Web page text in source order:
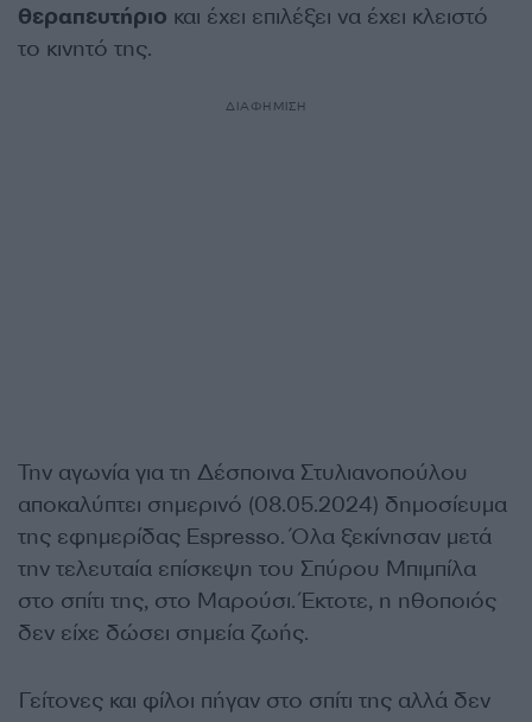
θεραπευτήριο και έχει επιλέξει να έχει κλειστό
το κινητό της.
ΔΙΑΦΗΜΙΣΗ
Την αγωνία για τη Δέσποινα Στυλιανοπούλου
αποκαλύπτει σημερινό (08.05.2024) δημοσίευμα
της εφημερίδας Espresso. Όλα ξεκίνησαν μετά
την τελευταία επίσκεψη του Σπύρου Μπιμπίλα
στο σπίτι της, στο Μαρούσι. Έκτοτε, η ηθοποιός
δεν είχε δώσει σημεία ζωής.
Γείτονες και φίλοι πήγαν στο σπίτι της αλλά δεν